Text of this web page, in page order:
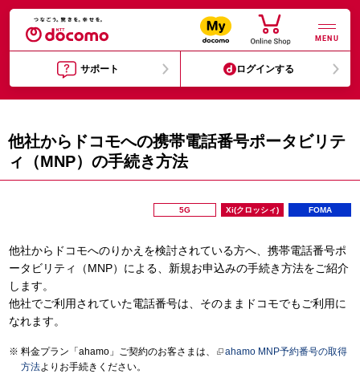
MENU
サポート ログインする
他社からドコモへの携帯電話番号ポータビリテ
ィ（MNP）の手続き方法
5G Xi(クロッシィ) FOMA
他社からドコモへのりかえを検討されている方へ、携帯電話番号ポ
ータビリティ（MNP）による、新規お申込みの手続き方法をご紹介
します。
他社でご利用されていた電話番号は、そのままドコモでもご利用に
なれます。
料金プラン「ahamo」ご契約のお客さまは、
ahamo MNP予約番号の取得
方法よりお手続きください。